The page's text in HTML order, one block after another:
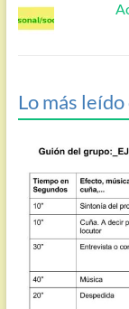
Lo más